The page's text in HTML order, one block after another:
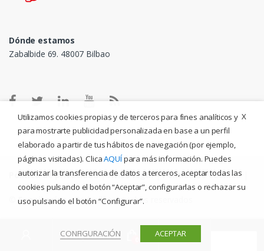
Dónde estamos
Zabalbide 69. 48007 Bilbao
Política de privacidad|Aviso legal|Política de cookies|
©Fogoiberica - Todos los derechos reservados
X
Utilizamos cookies propias y de terceros para fines analíticos y
para mostrarte publicidad personalizada en base a un perfil
elaborado a partir de tus hábitos de navegación (por ejemplo,
páginas visitadas). ClicaAQUÍpara más información. Puedes
autorizar la transferencia de datos a terceros, aceptar todas las
cookies pulsando el botón “Aceptar”, configurarlas o rechazar su
uso pulsando el botón “Configurar”.
CONFIGURACIÓN ACEPTAR